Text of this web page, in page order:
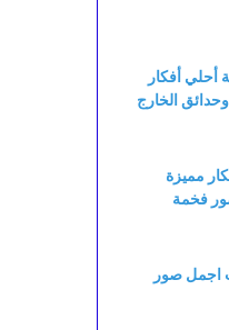
أحلي أفكار
وحدائق الخارج
صورة 10 افكار مميزة
فخمة
اجمل صور